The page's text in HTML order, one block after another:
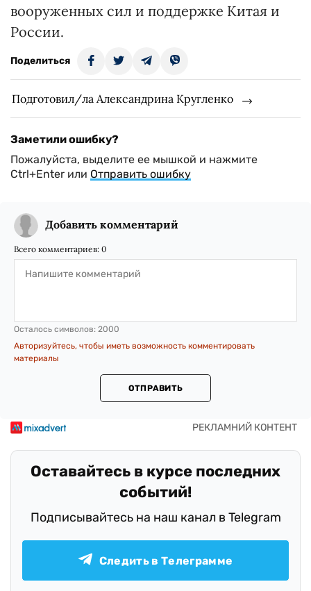
вооруженных сил и поддержке Китая и
России.
Поделиться
Подготовил/ла Александрина Кругленко
Заметили ошибку?
Пожалуйста, выделите ее мышкой и нажмите
Ctrl+Enter или Отправить ошибку
Добавить комментарий
Всего комментариев: 0
Осталось символов: 2000
Авторизуйтесь, чтобы иметь возможность комментировать
материалы
ОТПРАВИТЬ
Оставайтесь в курсе последних
событий!
Подписывайтесь на наш канал в Telegram
Следить в Телеграмме